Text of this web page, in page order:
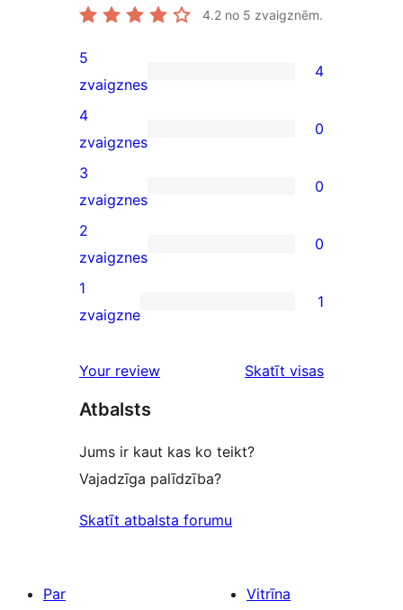
4.2 no 5 zvaigznēm.
4
5-
star
reviews
5
zvaigznes
4
0
4-
star
reviews
4
zvaigznes
0
0
3-
star
reviews
3
zvaigznes
0
0
2-
star
2
zvaigznes
0
1
star
1
zvaigzne
1
Your review Skatīt visasatsauksmes
Atbalsts
Jums ir kaut kas ko teikt?
Vajadzīga palīdzība?
Skatīt atbalsta forumu
Par
Vitrīna